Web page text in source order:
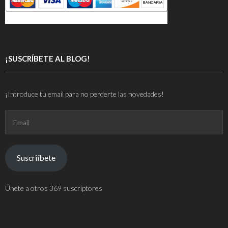
¡SUSCRÍBETE AL BLOG!
¡Introduce tu email para no perderte las novedades!
Suscriíbete
Únete a otros 369 suscriptores